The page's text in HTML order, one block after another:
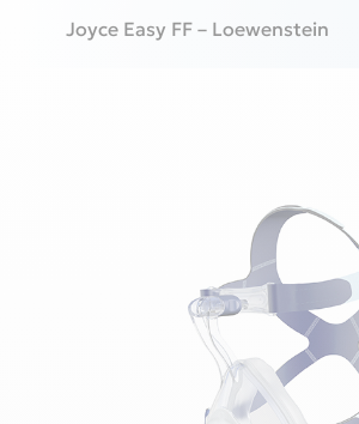
Joyce Easy FF – Loewenstein